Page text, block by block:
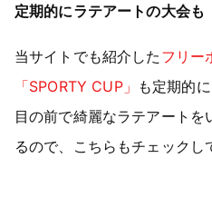
定期的にラテアートの大会も
当サイトでも紹介した フリー
「SPORTY CUP」 も定期的
目の前で綺麗なラテアートを
るので、こちらもチェックし